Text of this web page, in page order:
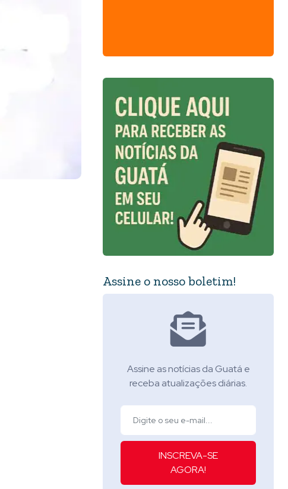
Assine o nosso boletim!
Assine as notícias da Guatá e
receba atualizações diárias.
INSCREVA-SE
AGORA!